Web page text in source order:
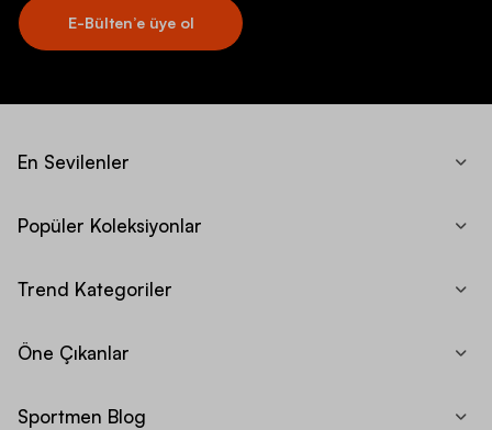
E-Bülten’e üye ol
En Sevilenler
Popüler Koleksiyonlar
Trend Kategoriler
Öne Çıkanlar
Sportmen Blog